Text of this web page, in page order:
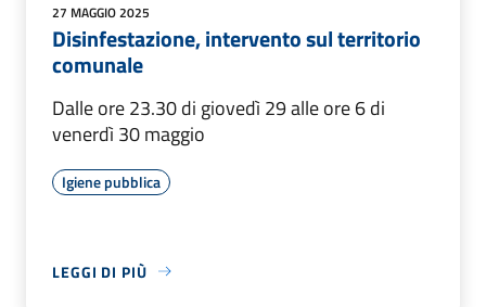
27 MAGGIO 2025
Disinfestazione, intervento sul territorio
comunale
Dalle ore 23.30 di giovedì 29 alle ore 6 di
venerdì 30 maggio
Igiene pubblica
LEGGI DI PIÙ